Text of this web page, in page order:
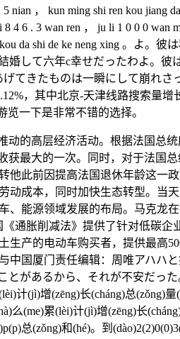
nian ， kun ming shi ren kou jiang
4 6 . 3 wan ren ， ju li 1 0 0 0 wan
kou da shi de ke neng xing 。よ。
して六年c幸せだったわよ。彼
てきたものは一瞬にして崩れさ
，其中北京-天津线路搜索量增
一下是非常不错的选择。
的高层经济活动。根据法国总统
最大的一次。同时，对于法国
他此前因提高法国退休年龄这一
成本，同时加快生态转型。当
能源领域发展的布局。马克龙
通胀削减法》提供了针对低碳企
产的电动车购买者，提供最高
国厦门责任编辑：周唯アハハ
があるから、それが不安だった
计(jì)增(zēng)长(cháng)总(zǒng)
么(me)累(lèi)计(jì)增(zēng)长
总(zǒng)和(hé)。到